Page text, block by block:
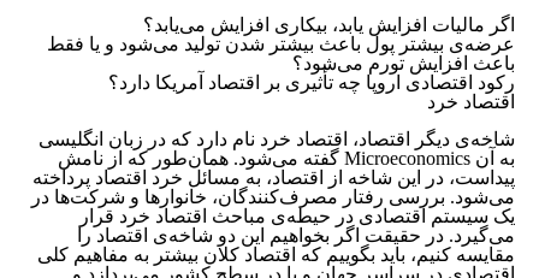
اگر مالیات افزایش یابد، بیکاری افزایش می‌یابد؟
عرضه‌ی بیشتر پول باعث بیشتر شدن تولید می‌شود و یا فقط
باعث افزایش تورم می‌شود؟
رکود اقتصادی اروپا چه تأثیری بر اقتصاد آمریکا دارد؟
اقتصاد خرد
شاخه‌ی دیگر اقتصاد، اقتصاد خرد نام دارد که در زبان انگلیسی
به آن Microeconomics گفته می‌شود. همان‌طور که از نامش
پیداست، در این شاخه از اقتصاد، به مسائل خرد اقتصاد پرداخته
می‌شود. بررسی رفتار مصرف‌کنندگان، خانوارها و شرکت‌ها در
یک سیستم اقتصادی در حیطه‌ی مباحث اقتصاد خرد قرار
می‌گیرد. در حقیقت اگر بخواهیم این دو شاخه‌ی اقتصاد را
مقایسه کنیم، باید بگوییم که اقتصاد کلان بیشتر به مفاهیم کلی